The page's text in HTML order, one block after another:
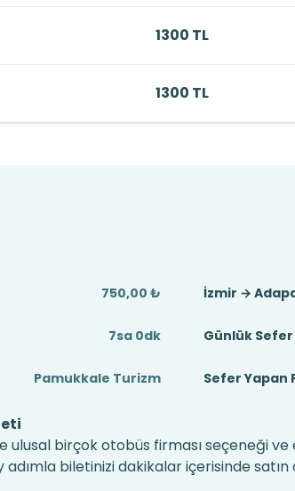
1300 TL
1300 TL
750,00 ₺ İzmir →
7sa 0dk Günlük Sefer
Pamukkale Turizm Sefer Yapan
ulusal birçok otobüs firması seçeneği
biletinizi dakikalar içerisinde